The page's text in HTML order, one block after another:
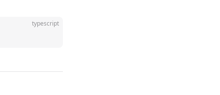
typescript